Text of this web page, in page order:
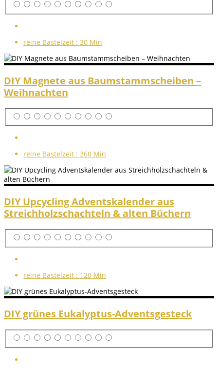
reine Bastelzeit : 30 Min
DIY Magnete aus Baumstammscheiben –
Weihnachten
reine Bastelzeit : 360 Min
DIY Upcycling Adventskalender aus
Streichholzschachteln & alten Büchern
reine Bastelzeit : 120 Min
DIY grünes Eukalyptus-Adventsgesteck